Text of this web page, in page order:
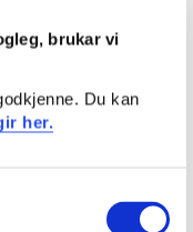
brukar vi
Du kan
her.og